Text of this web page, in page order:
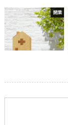
開業